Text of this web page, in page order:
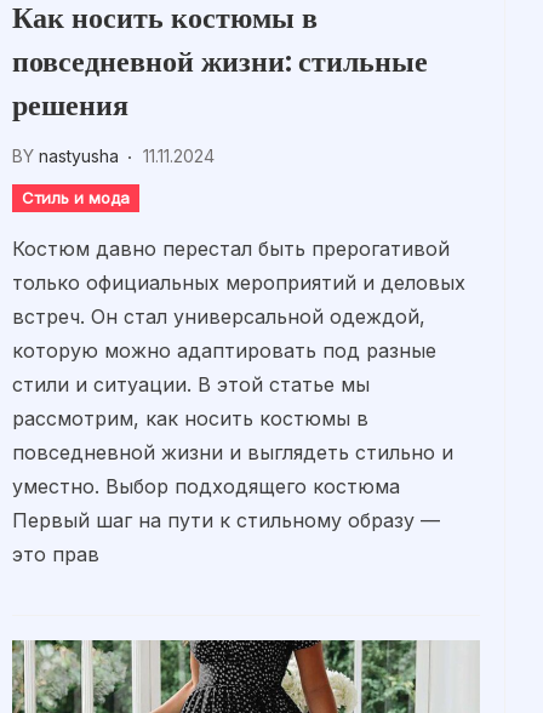
Как носить костюмы в
повседневной жизни: стильные
решения
BY nastyusha 11.11.2024
Стиль и мода
Костюм давно перестал быть прерогативой
только официальных мероприятий и деловых
встреч. Он стал универсальной одеждой,
которую можно адаптировать под разные
стили и ситуации. В этой статье мы
рассмотрим, как носить костюмы в
повседневной жизни и выглядеть стильно и
уместно. Выбор подходящего костюма
Первый шаг на пути к стильному образу —
это прав